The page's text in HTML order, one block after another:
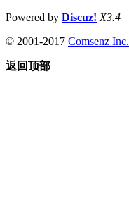
Powered by Discuz! X3.4
© 2001-2017 Comsenz Inc.
返回顶部